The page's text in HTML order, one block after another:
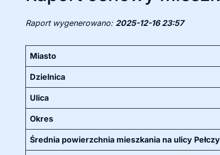
Raport wygenerowano: 2025-12-16 23:57
Miasto
Dzielnica
Ulica
Okres
Średnia powierzchnia mieszkania na ulicy